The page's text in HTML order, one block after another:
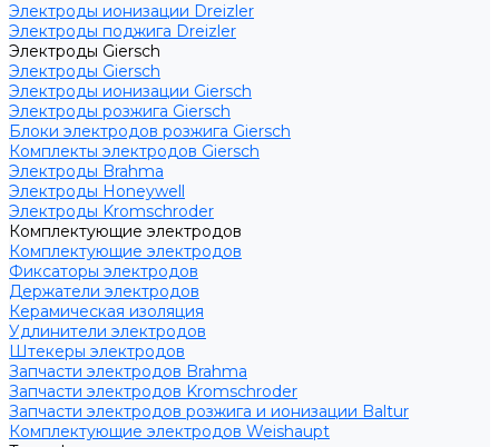
Электроды ионизации Dreizler
Электроды поджига Dreizler
Электроды Giersch
Электроды Giersch
Электроды ионизации Giersch
Электроды розжига Giersch
Блоки электродов розжига Giersch
Комплекты электродов Giersch
Электроды Brahma
Электроды Honeywell
Электроды Kromschroder
Комплектующие электродов
Комплектующие электродов
Фиксаторы электродов
Держатели электродов
Керамическая изоляция
Удлинители электродов
Штекеры электродов
Запчасти электродов Brahma
Запчасти электродов Kromschroder
Запчасти электродов розжига и ионизации Baltur
Комплектующие электродов Weishaupt